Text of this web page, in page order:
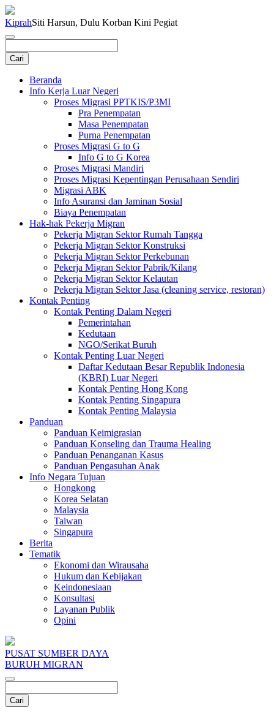
KiprahSiti Harsun, Dulu Korban Kini Pegiat
Beranda
Info Kerja Luar Negeri
Proses Migrasi PPTKIS/P3MI
Pra Penempatan
Masa Penempatan
Purna Penempatan
Proses Migrasi G to G
Info G to G Korea
Proses Migrasi Mandiri
Proses Migrasi Kepentingan Perusahaan Sendiri
Migrasi ABK
Info Asuransi dan Jaminan Sosial
Biaya Penempatan
Hak-hak Pekerja Migran
Pekerja Migran Sektor Rumah Tangga
Pekerja Migran Sektor Konstruksi
Pekerja Migran Sektor Perkebunan
Pekerja Migran Sektor Pabrik/Kilang
Pekerja Migran Sektor Kelautan
Pekerja Migran Sektor Jasa (cleaning service, restoran)
Kontak Penting
Kontak Penting Dalam Negeri
Pemerintahan
Kedutaan
NGO/Serikat Buruh
Kontak Penting Luar Negeri
Daftar Kedutaan Besar Republik Indonesia
(KBRI) Luar Negeri
Kontak Penting Hong Kong
Kontak Penting Singapura
Kontak Penting Malaysia
Panduan
Panduan Keimigrasian
Panduan Konseling dan Trauma Healing
Panduan Penanganan Kasus
Panduan Pengasuhan Anak
Info Negara Tujuan
Hongkong
Korea Selatan
Malaysia
Taiwan
Singapura
Berita
Tematik
Ekonomi dan Wirausaha
Hukum dan Kebijakan
Keindonesiaan
Konsultasi
Layanan Publik
Opini
PUSAT SUMBER DAYA
BURUH MIGRAN